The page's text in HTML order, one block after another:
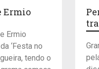
Ermio
Ermio
‘Festa no
tendo o